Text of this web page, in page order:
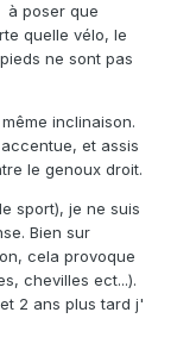
à poser que
quelle vélo, le
ne sont pas
inclinaison.
et assis
le genoux droit.
sport), je ne suis
Bien sur
cela provoque
chevilles ect...).
2 ans plus tard j'